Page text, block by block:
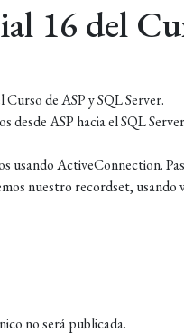
16 del
de ASP y SQL Server.
desde ASP hacia el SQL
usando ActiveConnection.
nuestro recordset,
no será publicada.